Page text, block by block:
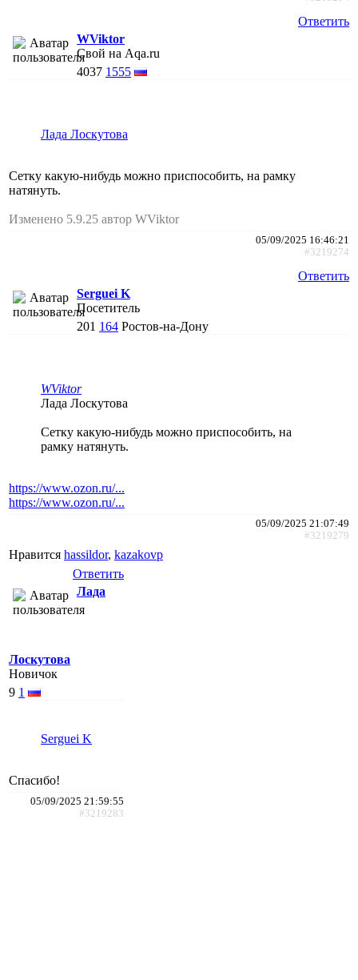
Ответить
WViktor
Свой на Aqa.ru
4037 1555
Лада Лоскутова
Сетку какую-нибудь можно приспособить, на рамку
натянуть.
Изменено 5.9.25 автор WViktor
05/09/2025 16:46:21
#3219274
Ответить
Serguei K
Посетитель
201 164 Ростов-на-Дону
WViktor
Лада Лоскутова
Сетку какую-нибудь можно приспособить, на
рамку натянуть.
https://www.ozon.ru/...
https://www.ozon.ru/...
05/09/2025 21:07:49
#3219279
Нравится hassildor, kazakovp
Ответить
Лада
Лоскутова
Новичок
9 1
Serguei K
Спасибо!
05/09/2025 21:59:55
#3219283